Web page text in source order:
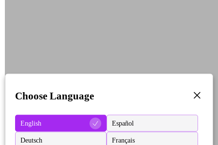
Choose Language
English Español
Deutsch Français